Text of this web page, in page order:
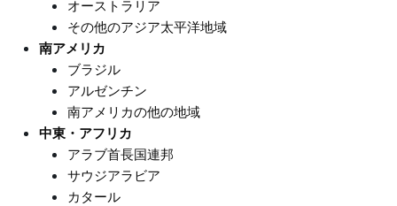
オーストラリア
その他のアジア太平洋地域
南アメリカ
ブラジル
アルゼンチン
南アメリカの他の地域
中東・アフリカ
アラブ首長国連邦
サウジアラビア
カタール